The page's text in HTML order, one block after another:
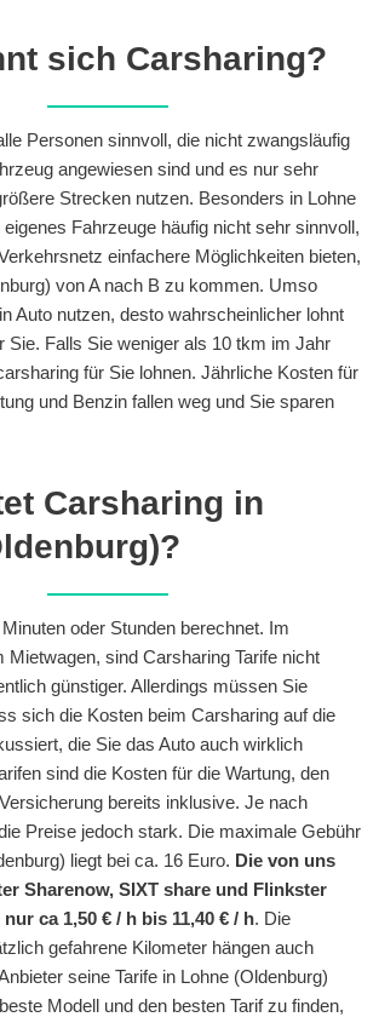
sich Carsharing?
Personen sinnvoll, die nicht zwangsläufig
angewiesen sind und es nur sehr
Strecken nutzen. Besonders in Lohne
Fahrzeuge häufig nicht sehr sinnvoll,
einfachere Möglichkeiten bieten,
von A nach B zu kommen. Umso
Auto nutzen, desto wahrscheinlicher lohnt
Sie. Falls Sie weniger als 10 tkm im Jahr
für Sie lohnen. Jährliche Kosten für
und Benzin fallen weg und Sie sparen
Carsharing in
oder Stunden berechnet. Im
Mietwagen, sind Carsharing Tarife nicht
günstiger. Allerdings müssen Sie
sich die Kosten beim Carsharing auf die
die Sie das Auto auch wirklich
sind die Kosten für die Wartung, den
bereits inklusive. Je nach
Preise jedoch stark. Die maximale Gebühr
liegt bei ca. 16 Euro. Die von uns
Sharenow, SIXT share und Flinkster
ca 1,50 € / h bis 11,40 € / h. Die
gefahrene Kilometer hängen auch
seine Tarife in Lohne (Oldenburg)
Modell und den besten Tarif zu finden,